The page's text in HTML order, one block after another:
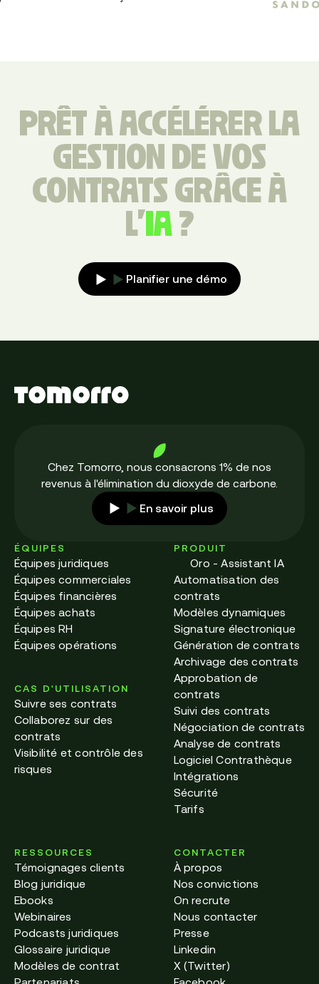
PRÊT À ACCÉLÉRER LA
GESTION DE VOS
CONTRATS GRÂCE À
L'IA?
Planifier une démo
Chez Tomorro, nous consacrons 1% de nos
revenus à l'élimination du dioxyde de carbone.
En savoir plus
CAS D'UTILISATION
Suivre ses contrats
Collaborez sur des
contrats
Visibilité et contrôle des
risques
ÉQUIPES
Équipes juridiques
Équipes commerciales
Équipes financières
Équipes achats
Équipes RH
Équipes opérations
PRODUIT
Oro - Assistant IA
Automatisation des
contrats
Modèles dynamiques
Signature électronique
Génération de contrats
Archivage des contrats
Approbation de
contrats
Suivi des contrats
Négociation de contrats
Analyse de contrats
Logiciel Contrathèque
Intégrations
Sécurité
Tarifs
RESSOURCES
Témoignages clients
Blog juridique
Ebooks
Webinaires
Podcasts juridiques
Glossaire juridique
Modèles de contrat
CONTACTER
À propos
Nos convictions
On recrute
Nous contacter
Presse
Linkedin
X (Twitter)